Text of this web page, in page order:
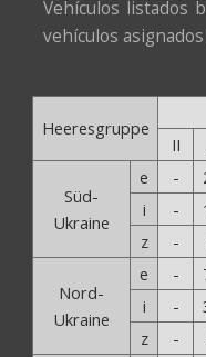
Vehículos listados
vehículos
Heeresgruppe
II
Süd-
Ukraine
e -
i
-
z
-
Nord-
Ukraine
e -
i
-
z
-